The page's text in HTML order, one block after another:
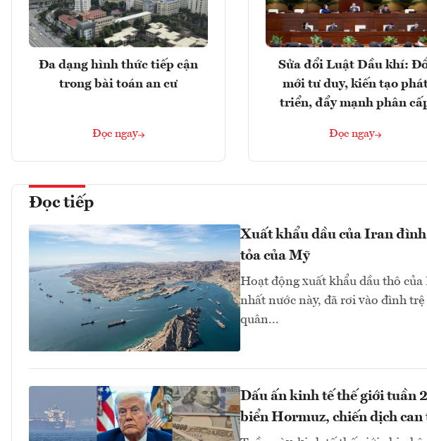
Đa dạng hình thức tiếp cận
trong bài toán an cư
Đọc ngay
Sửa đổi Luật Dầu khí:
mới tư duy, kiến tạo
triển, đẩy mạnh phân
Đọc ngay
Đọc tiếp
Xuất khẩu dầu của Iran
tỏa của Mỹ
Hoạt động xuất khẩu dầu thô
nhất nước này, đã rơi vào đình
quân...
Dấu ấn kinh tế thế giới tuần
biển Hormuz, chiến dịch can